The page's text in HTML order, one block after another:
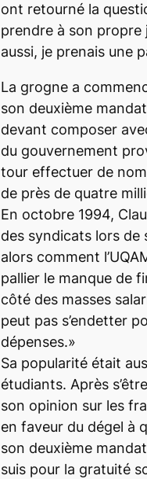
ont retourné la
prendre à son propre
aussi, je prenais une
La grogne a
son deuxième
devant composer
du gouvernement
tour effectuer de
de près de quatre
En octobre 1994,
des syndicats lors de
alors comment
pallier le manque de
côté des masses
peut pas s’endetter
dépenses.»
Sa popularité était
étudiants. Après
son opinion sur les
en faveur du dégel à
son deuxième
suis pour la gratuité